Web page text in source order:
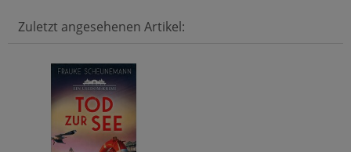
Zuletzt angesehenen Artikel: